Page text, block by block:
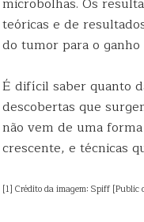
teóricas e de
do tumor para o
É difícil saber quanto
descobertas que
não vem de uma
crescente, e técnicas
[1] Crédito da imagem: Spiff